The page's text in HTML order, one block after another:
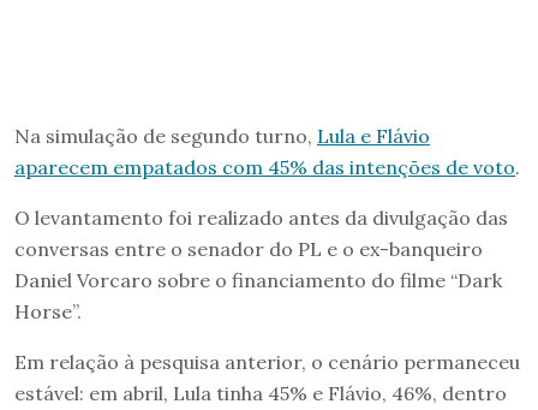
Na simulação de segundo turno, Lula e Flávio
aparecem empatados com 45% das intenções de voto.
O levantamento foi realizado antes da divulgação das
conversas entre o senador do PL e o ex-banqueiro
Daniel Vorcaro sobre o financiamento do filme “Dark
Horse”.
Em relação à pesquisa anterior, o cenário permaneceu
estável: em abril, Lula tinha 45% e Flávio, 46%, dentro